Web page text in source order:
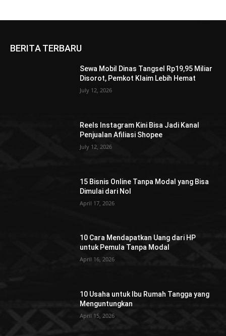
BERITA TERBARU
Sewa Mobil Dinas Tangsel Rp19,95 Miliar
Disorot, Pemkot Klaim Lebih Hemat
July 12, 2026
Reels Instagram Kini Bisa Jadi Kanal
Penjualan Afiliasi Shopee
July 12, 2026
15 Bisnis Online Tanpa Modal yang Bisa
Dimulai dari Nol
April 17, 2026
10 Cara Mendapatkan Uang dari HP
untuk Pemula Tanpa Modal
April 16, 2026
10 Usaha untuk Ibu Rumah Tangga yang
Menguntungkan
April 15, 2026